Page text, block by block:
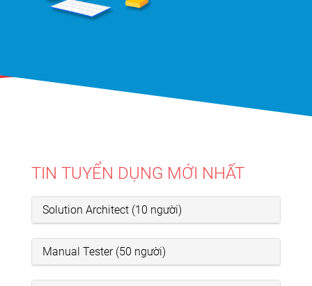
TIN TUYỂN DỤNG MỚI NHẤT
Solution Architect (10 người)
Manual Tester (50 người)